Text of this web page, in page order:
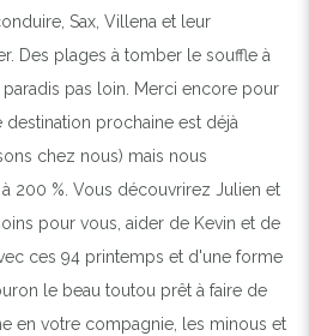
Sax, Villena et leur
Des plages à tomber le souffle à
paradis pas loin. Merci encore pour
prochaine est déjà
chez nous) mais nous
200 %. Vous découvrirez Julien et
pour vous, aider de Kevin et de
ces 94 printemps et d'une forme
le beau toutou prêt à faire de
en votre compagnie, les minous et